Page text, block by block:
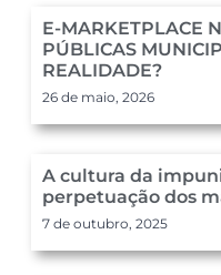
E-MARKETPLACE
PÚBLICAS
REALIDADE?
26 de maio, 2026
A cultura da
perpetuação dos
7 de outubro, 2025